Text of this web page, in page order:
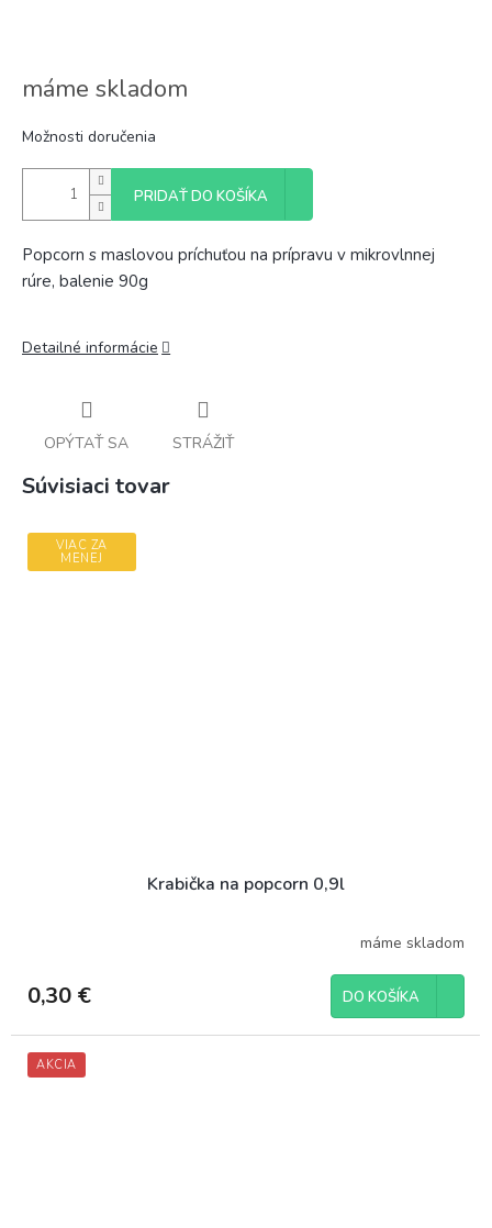
máme skladom
Možnosti doručenia
PRIDAŤ DO KOŠÍKA
Popcorn s maslovou príchuťou na prípravu v mikrovlnnej
rúre, balenie 90g
Detailné informácie
OPÝTAŤ SA STRÁŽIŤ
Súvisiaci tovar
VIAC ZA
MENEJ
Krabička na popcorn 0,9l
máme skladom
0,30 € DO KOŠÍKA
AKCIA